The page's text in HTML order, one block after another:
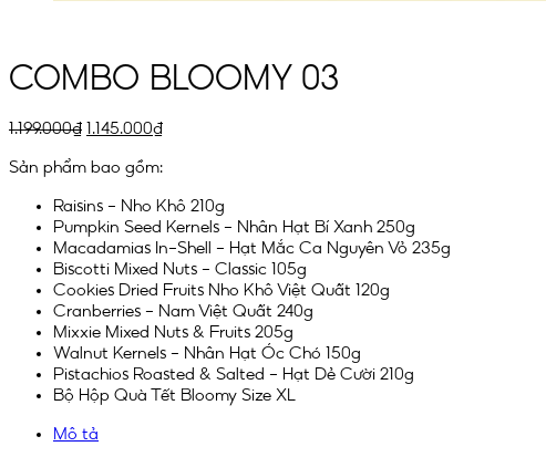
COMBO BLOOMY 03
1.199.000₫ 1.145.000₫
Sản phẩm bao gồm:
Raisins – Nho Khô 210g
Pumpkin Seed Kernels – Nhân Hạt Bí Xanh 250g
Macadamias In-Shell – Hạt Mắc Ca Nguyên Vỏ 235g
Biscotti Mixed Nuts – Classic 105g
Cookies Dried Fruits Nho Khô Việt Quất 120g
Cranberries – Nam Việt Quất 240g
Mixxie Mixed Nuts & Fruits 205g
Walnut Kernels – Nhân Hạt Óc Chó 150g
Pistachios Roasted & Salted – Hạt Dẻ Cười 210g
Bộ Hộp Quà Tết Bloomy Size XL
Mô tả